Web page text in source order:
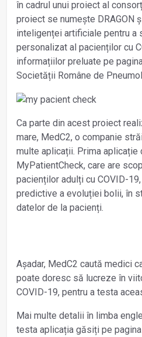
în cadrul unui proiect al
proiect se numește DRAGON
inteligenței artificiale pentru a
personalizat al pacienților cu
informațiilor preluate pe
Societății Române de
Ca parte din acest proiect
mare, MedC2, o companie
multe aplicații. Prima aplicație
MyPatientCheck, care are
pacienților adulți cu COVID-
predictive a evoluției bolii, în
datelor de la pacienți.
Așadar, MedC2 caută medici
poate doresc să lucreze în
COVID-19, pentru a testa
Mai multe detalii în limba
testa aplicația găsiți pe